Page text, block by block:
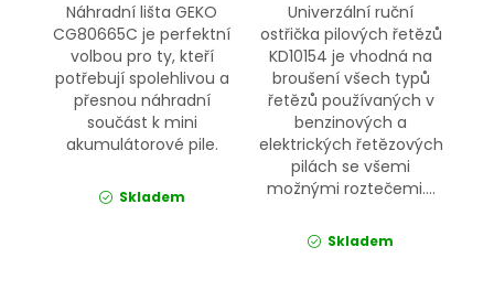
Náhradní lišta GEKO
CG80665C je perfektní
volbou pro ty, kteří
potřebují spolehlivou a
přesnou náhradní
součást k mini
akumulátorové pile.
Skladem
Univerzální ruční
ostřička pilových řetězů
KD10154 je vhodná na
broušení všech typů
řetězů používaných v
benzinových a
elektrických řetězových
pilách se všemi
možnými roztečemi....
Skladem